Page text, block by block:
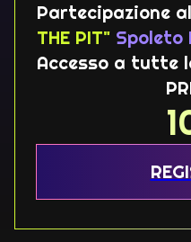
Partecipazione al
THE PIT" Spoleto
Accesso a tutte